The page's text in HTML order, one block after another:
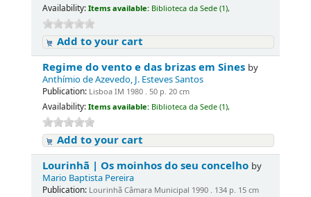
Availability: Items available: Biblioteca da Sede (1),
Add to your cart
Regime do vento e das brizas em Sines by
Anthímio de Azevedo, J. Esteves Santos
Publication: Lisboa IM 1980 . 50 p. 20 cm
Availability: Items available: Biblioteca da Sede (1),
Add to your cart
Lourinhã | Os moinhos do seu concelho by
Mario Baptista Pereira
Publication: Lourinhã Câmara Municipal 1990 . 134 p. 15 cm